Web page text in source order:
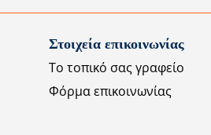
Στοιχεία επικοινωνίας
Το τοπικό σας γραφείο
Φόρμα επικοινωνίας